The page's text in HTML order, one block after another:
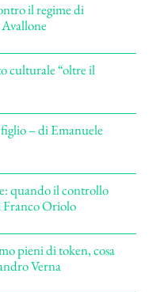
il regime di
culturale “oltre il
– di Emanuele
quando il controllo
Franco Oriolo
pieni di token, cosa
Verna